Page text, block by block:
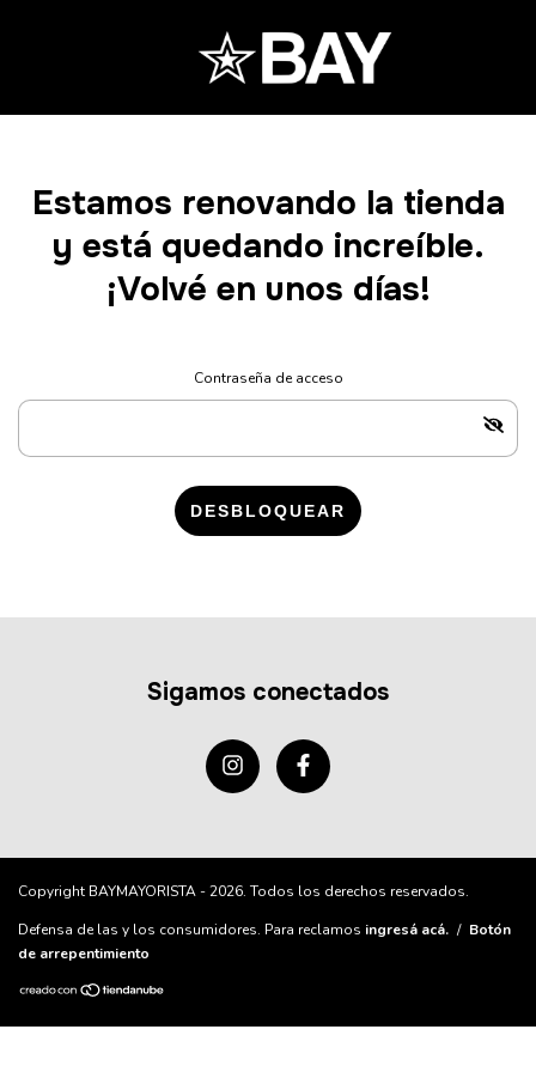
Estamos renovando la tienda
y está quedando increíble.
¡Volvé en unos días!
Contraseña de acceso
DESBLOQUEAR
Sigamos conectados
Copyright BAYMAYORISTA - 2026. Todos los derechos reservados.
Defensa de las y los consumidores. Para reclamos ingresá acá. / Botón
de arrepentimiento